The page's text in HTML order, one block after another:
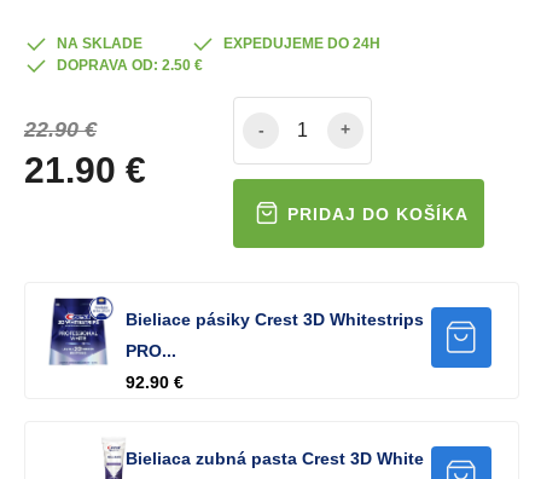
NA SKLADE
EXPEDUJEME DO 24H
DOPRAVA OD: 2.50 €
22.90 €
21.90 €
- +
Bieliace pásiky Crest 3D Whitestrips
PRO...
92.90 €
Bieliaca zubná pasta Crest 3D White